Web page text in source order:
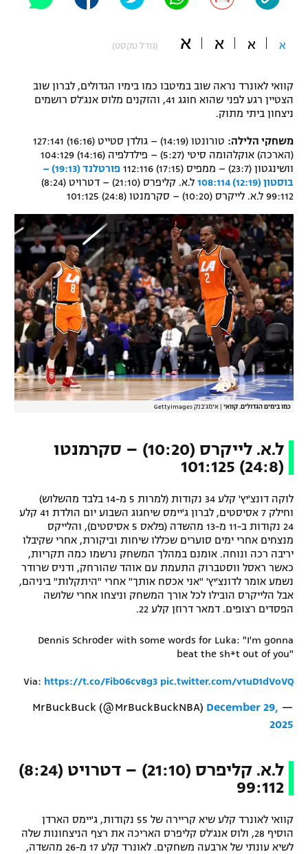
תקנון משתתפים וזוכים בפרסים
תקנון עבור פעילות אלקטרה
תקנון עבור פעילות ספורט 1 – "מרלן"
טניס
גיימינג E-Sports
מדיניות פרטיות
תקנון פעילות ספורט 1
רשיון להקרנה פומבית לבית עסק
הצטרפות לחבילת הערוצים
לוח דרושים – ג'ובנט
המגזין
כדורמים
בייסבול MLB
ספורט אתגרי ואקסטרים
אומנויות לחימה
גיימינג E-Sports
א א א א (גודל טקסט)
קוואי לאונרד נראה שוב במיטבו כמו בימיו הגדולים, לברון שוב
הצטיין רגע לפני שהוא חוגג 41, והזקנים מלוס אנג'לס רושמים
ניצחון ביתי מתוק.
משחקי הלילה:
טורונטו (14:19) – גולדן סטייט (16:16) 127:141
(הארכה) אוקלהומה סיטי (5:27) – פילדלפיה (14:16) 104:129
וושינגטון (23:7) – ממפיס (17:15) 112:116
פורטלנד (19:13) –
בוסטון (12:19) 108:114
ל.א. קליפרס (21:10) – דטרויט (8:24)
99:112 ל.א. לייקרס (10:20) – סקרמנטו (24:8) 101:125
כמו בימים הגדולים. קוואי אימג'בנק GettyImages
ל.א. לייקרס (10:20) – סקרמנטו
(24:8) 101:125
לוקה דונצ'יץ' קלע 34 נקודות (למרות 5 מ-14 בלבד מהשלוש)
וחילק 7 אסיסטים, לברון ג'יימס שיחגוג השבוע יום הולדת 41 קלע
24 נקודות ב-11 מ-13 מהשדה (פלאס 5 אסיסטים), והלייקס
מנצחים אחרי ימים סוערים שכללו שיחות וביקורת, אחרי שקיבלו
יריבה רכה ונוחה. אומנם במהלך המשחק נרשמו כמה תקריות,
כאשר ראסל ווסטברוק התעמת עם אוהד שהורחק, ודניס שרודר
נשמע אומר לדונצ'יץ' "אני אכסח אותך" אחרי "היתקלות" ביניהם,
אבל הלייקרס הובילו לכל אורך המשחק וניצחו אחרי שלושה
הפסדים רצופים. דמאר דרוזן קלע 22.
Dennis Schroder with some words for Luka: "I'm gonna
beat the sh*t out of you"
Via: https://t.co/Fib06cv8g3 pic.twitter.com/v1uD1dVoVQ
— MrBuckBuck (@MrBuckBuckNBA)
December 29,
2025
ל.א. קליפרס (21:10) – דטרויט (8:24)
99:112
קוואי לאונרד קלע שיא קריירה של 55 נקודות, ג'יימס הארדן
הוסיף 28, ולוס אנג'לס קליפרס האריכה את רצף הניצחונות שלה
לשיא עונתי של ארבעה משחקים. לאונרד קלע 17 מ-26 מהשדה,